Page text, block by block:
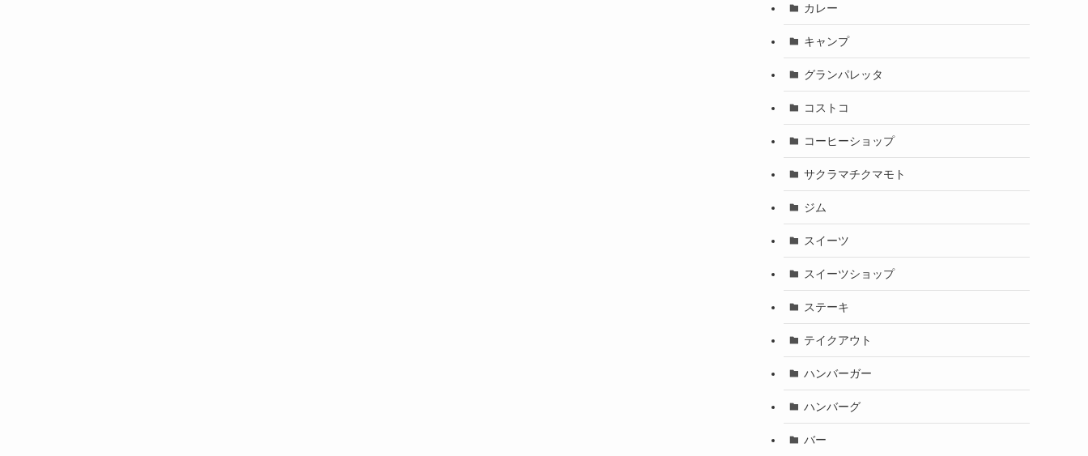
カレー
キャンプ
グランパレッタ
コストコ
コーヒーショップ
サクラマチクマモト
ジム
スイーツ
スイーツショップ
ステーキ
テイクアウト
ハンバーガー
ハンバーグ
バー